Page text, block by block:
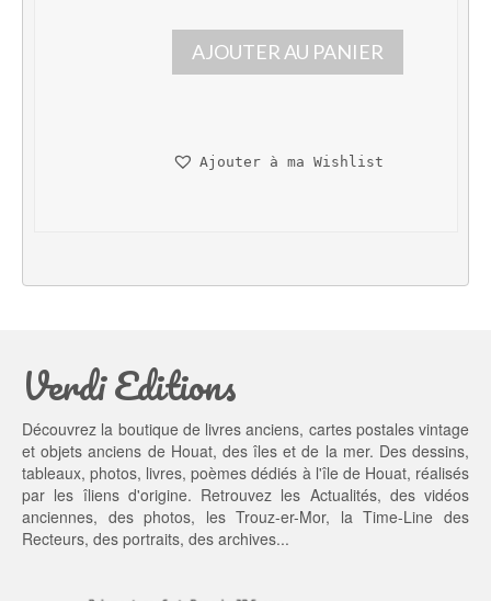
p
r
i
i
é
t :
5,
0
0 €.
p
r
i
t
s
AJOUTER AU PANIER
Ajouter à ma Wishlist
Verdi Editions
Découvrez la boutique de livres anciens, cartes postales vintage
et objets anciens de Houat, des îles et de la mer. Des dessins,
tableaux, photos, livres, poèmes dédiés à l'île de Houat, réalisés
par les îliens d'origine. Retrouvez les Actualités, des vidéos
anciennes, desphotos, lesTrouz-er-Mor, laTime-Line des
Recteurs, des portraits, des archives...